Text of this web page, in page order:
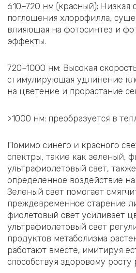
610–720 нм (красный): Низкая
поглощения хлорофилла,
влияющая на фотосинтез и
эффекты.
720–1000 нм: Высокая
стимулирующая удлинение
на цветение и прорастание
>1000 нм: преобразуется в
Помимо синего и красного
спектры, такие как зеленый,
ультрафиолетовый свет,
определенное воздействие
Зеленый свет помогает
преждевременное старение
фиолетовый свет усиливает
ультрафиолетовый свет
продуктов метаболизма
работают вместе, имитируя
способствуя здоровому росту